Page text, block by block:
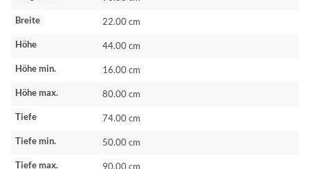
Breite 22.00 cm
Höhe 44.00 cm
Höhe min. 16.00 cm
Höhe max. 80.00 cm
Tiefe 74.00 cm
Tiefe min. 50.00 cm
Tiefe max. 90.00 cm